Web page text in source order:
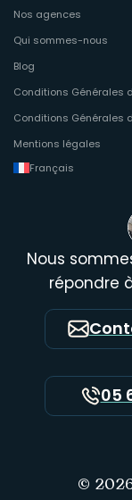
Nos agences
Qui sommes-nous
Blog
Conditions Générales
Conditions Générales
Mentions légales
Français
Nous
répondre
05
©